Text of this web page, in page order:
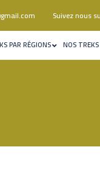
Suivez nous
PAR RÉGIONS NOS